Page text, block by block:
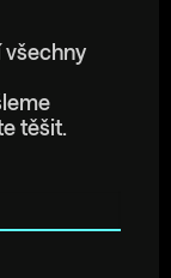
všechny
těšit.